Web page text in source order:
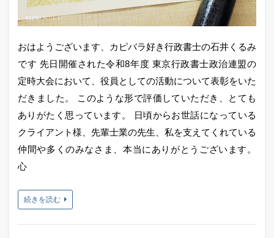
おはようございます、カピバラ好き行政書士の石井くるみ
です 先日開催された令和8年度 東京行政書士政治連盟の
定時大会において、役員としての活動について表彰をいた
だきました。 このような形で評価していただき、とても
ありがたく思っています。 日頃からお世話になっている
クライアント様、先輩士業の先生、私を支えてくれている
仲間や多くのみなさま、本当にありがとうございます。
心
続きを読む